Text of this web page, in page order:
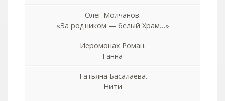
Олег Молчанов.
«За родником — белый Храм…»
Иеромонах Роман.
Ганна
Татьяна Басалаева.
Нити